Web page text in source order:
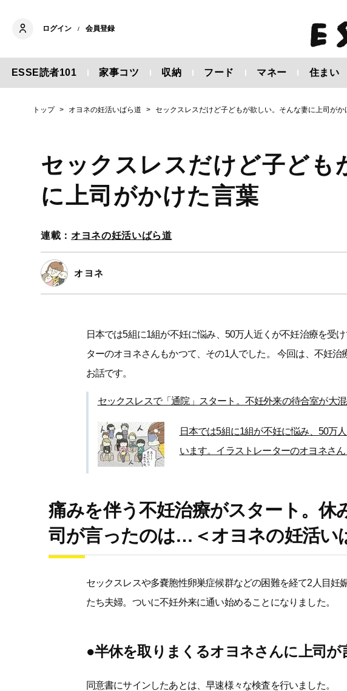
ログイン / 会員登録
ESSE読者101 家事コツ 収納 フード マネー 住まい
トップ オヨネの妊活いばら道 セックスレスだけど子どもが欲しい。そんな妻に上司がか
セックスレスだけど子ども
に上司がかけた言葉
連載： オヨネの妊活いばら道
オヨネ
日本では5組に1組が不妊に悩み、50万人近くが不妊治療を受
ターのオヨネさんもかつて、その1人でした。 今回は、不妊
お話です。
セックスレスで「通院」スタート。不妊外来の待合室が大
日本では5組に1組が不妊に悩み、50万
います。イラストレーターのオヨネさ
痛みを伴う不妊治療がスタート。休
司が言ったのは…＜オヨネの妊活い
セックスレスや多嚢胞性卵巣症候群などの困難を経て2人目妊
たち夫婦。ついに不妊外来に通い始めることになりました。
●半休を取りまくるオヨネさんに上司
同意書にサインしたあとは、早速様々な検査を行いました。